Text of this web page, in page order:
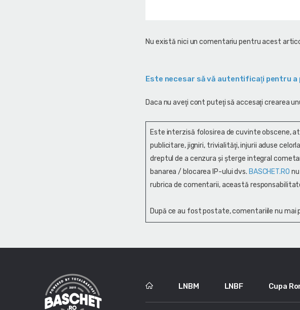
Nu există nici un comentariu pentru acest
Este necesar să vă autentificaţi pentru
Daca nu aveţi cont puteţi să accesaţi crearea
Este interzisă folosirea de cuvinte obscene,
publicitare, jigniri, trivialităţi, injurii aduse
dreptul de a cenzura și şterge integral
banarea / blocarea IP-ului dvs. BASCHET.RO
rubrica de comentarii, această
După ce au fost postate, comentariile nu
LNBM LNBF Cupa